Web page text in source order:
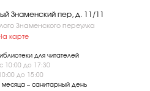
Знаменский пер, д. 11/11
Знаменского переулка
карте
для читателей
с 10:00 до 17:30
до 15:00
месяца – санитарный день